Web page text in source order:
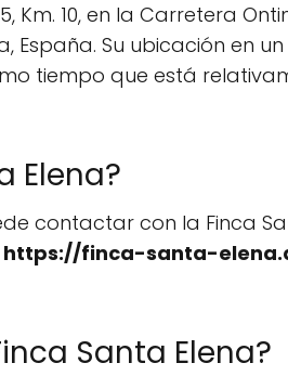
10, en la Carretera
España. Su ubicación en
tiempo que está
Elena?
contactar con la Finca
https://finca-santa-
Santa Elena?